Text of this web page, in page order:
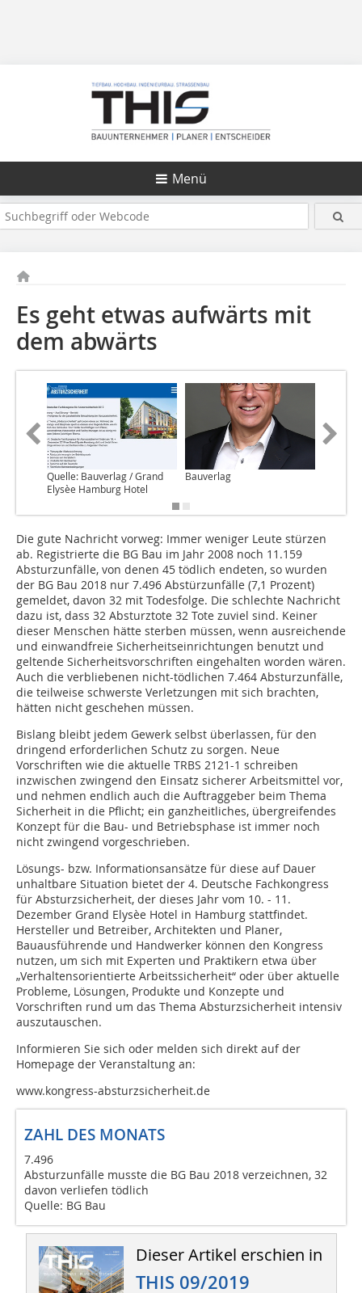
Menü
Es geht etwas aufwärts mit
dem abwärts
Quelle: Bauverlag / Grand
Elysèe Hamburg Hotel
Bauverlag
Die gute Nachricht vorweg: Immer weniger Leute stürzen
ab. Registrierte die BG Bau im Jahr 2008 noch 11.159
Absturzunfälle, von denen 45 tödlich endeten, so wurden
der BG Bau 2018 nur 7.496 Abstürzunfälle (7,1 Prozent)
gemeldet, davon 32 mit Todesfolge. Die schlechte Nachricht
dazu ist, dass 32 Absturztote 32 Tote zuviel sind. Keiner
dieser Menschen hätte sterben müssen, wenn ausreichende
und einwandfreie Sicherheitseinrichtungen benutzt und
geltende Sicherheitsvorschriften eingehalten worden wären.
Auch die verbliebenen nicht-tödlichen 7.464 Absturzunfälle,
die teilweise schwerste Verletzungen mit sich brachten,
hätten nicht geschehen müssen.
Bislang bleibt jedem Gewerk selbst überlassen, für den
dringend erforderlichen Schutz zu sorgen. Neue
Vorschriften wie die aktuelle TRBS 2121-1 schreiben
inzwischen zwingend den Einsatz sicherer Arbeitsmittel vor,
und nehmen endlich auch die Auftraggeber beim Thema
Sicherheit in die Pflicht; ein ganzheitliches, übergreifendes
Konzept für die Bau- und Betriebsphase ist immer noch
nicht zwingend vorgeschrieben.
Lösungs- bzw. Informationsansätze für diese auf Dauer
unhaltbare Situation bietet der 4. Deutsche Fachkongress
für Absturzsicherheit, der dieses Jahr vom 10. - 11.
Dezember Grand Elysèe Hotel in Hamburg stattfindet.
Hersteller und Betreiber, Architekten und Planer,
Bauausführende und Handwerker können den Kongress
nutzen, um sich mit Experten und Praktikern etwa über
„Verhaltensorientierte Arbeitssicherheit“ oder über aktuelle
Probleme, Lösungen, Produkte und Konzepte und
Vorschriften rund um das Thema Absturzsicherheit intensiv
auszutauschen.
Informieren Sie sich oder melden sich direkt auf der
Homepage der Veranstaltung an:
www.kongress-absturzsicherheit.de
ZAHL DES MONATS
7.496
Absturzunfälle musste die BG Bau 2018 verzeichnen, 32
davon verliefen tödlich
Quelle: BG Bau
Dieser Artikel erschien in
THIS 09/2019